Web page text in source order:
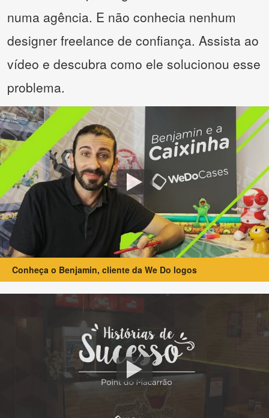
numa agência. E não conhecia nenhum
designer freelance de confiança. Assista ao
vídeo e descubra como ele solucionou esse
problema.
Conheça o Benjamin, cliente da We Do logos